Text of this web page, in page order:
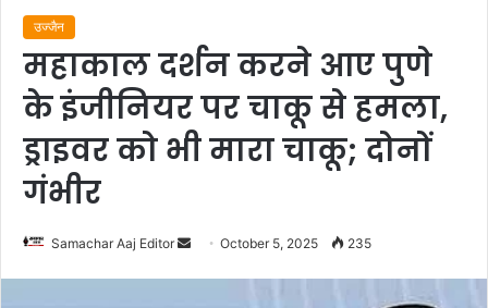
उज्जैन
महाकाल दर्शन करने आए पुणे
के इंजीनियर पर चाकू से हमला,
ड्राइवर को भी मारा चाकू; दोनों
गंभीर
Samachar Aaj Editor
SendOctober 5, 2025 235